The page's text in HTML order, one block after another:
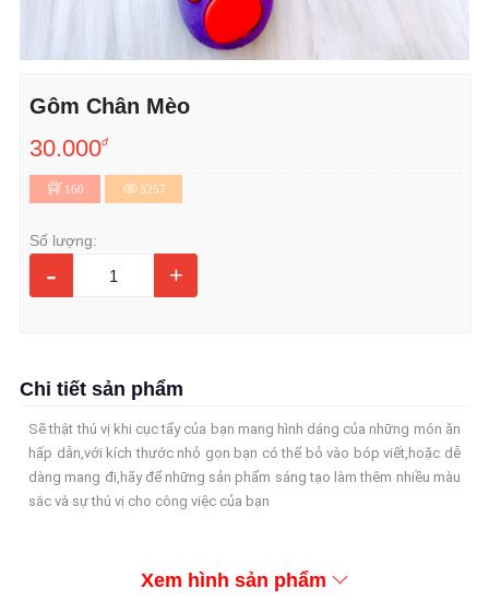
Gôm Chân Mèo
30.000đ
160 3257
Số lượng:
- +
Chi tiết sản phẩm
Sẽ thật thú vị khi cục tẩy của bạn mang hình dáng của những món ăn
hấp dẫn,với kích thước nhỏ gọn bạn có thể bỏ vào bóp viết,hoặc dễ
dàng mang đi,hãy để những sản phẩm sáng tạo làm thêm nhiều màu
sắc và sự thú vị cho công việc của bạn
Xem hình sản phẩm